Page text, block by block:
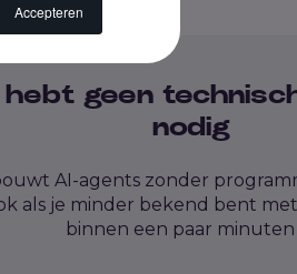
Accepteren
geen
nodig
AI-agents zonder
als je minder bekend bent
binnen een paar minuten